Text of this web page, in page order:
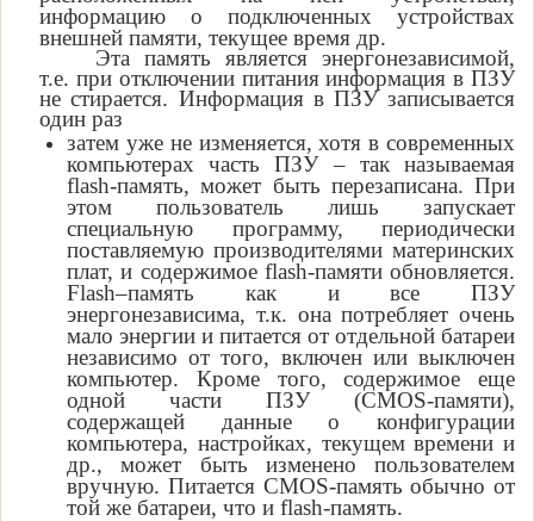
информацию о подключенных устройствах
внешней памяти, текущее время др.
Эта память является энергонезависимой,
т.е. при отключении питания информация в ПЗУ
не стирается. Информация в ПЗУ записывается
один раз
затем уже не изменяется, хотя в современных
компьютерах часть ПЗУ – так называемая
flash-память, может быть перезаписана. При
этом пользователь лишь запускает
специальную программу, периодически
поставляемую производителями материнских
плат, и содержимое flash-памяти обновляется.
Flash–память как и все ПЗУ
энергонезависима, т.к. она потребляет очень
мало энергии и питается от отдельной батареи
независимо от того, включен или выключен
компьютер. Кроме того, содержимое еще
одной части ПЗУ (CMOS-памяти),
содержащей данные о конфигурации
компьютера, настройках, текущем времени и
др., может быть изменено пользователем
вручную. Питается CMOS-память обычно от
той же батареи, что и flash-память.